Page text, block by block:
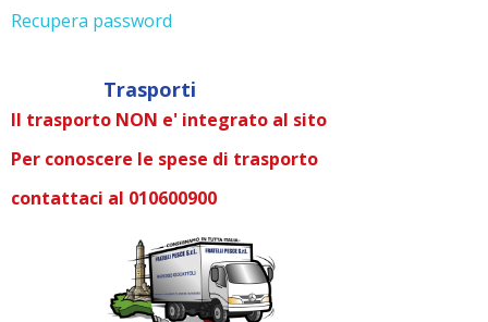
Recupera password
Trasporti
Il trasporto NON e' integrato al sito
Per conoscere le spese di trasporto
contattaci al 010600900